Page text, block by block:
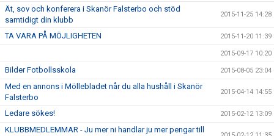
Ät, sov och konferera i Skanör Falsterbo och stöd
samtidigt din klubb
2015-11-25 14:28
TA VARA PÅ MÖJLIGHETEN 2015-11-20 11:39
2015-09-17 10:20
Bilder Fotbollsskola 2015-08-05 23:04
Med en annons i Möllebladet når du alla hushåll i Skanör
Falsterbo
2015-04-14 14:55
Ledare sökes! 2015-02-12 13:09
KLUBBMEDLEMMAR - Ju mer ni handlar ju mer pengar till